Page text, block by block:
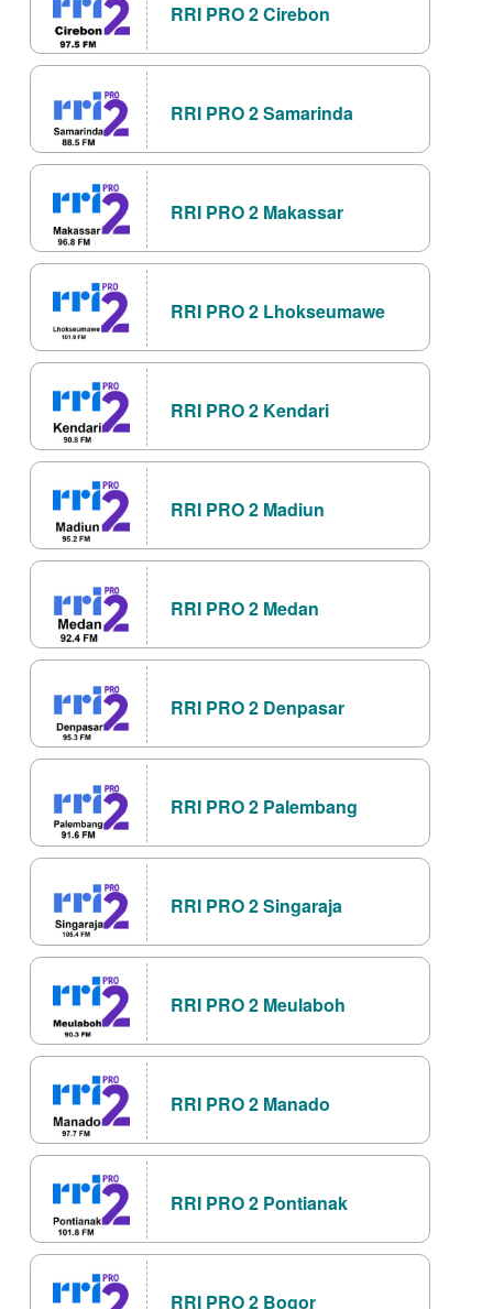
RRI PRO 2 Cirebon
RRI PRO 2 Samarinda
RRI PRO 2 Makassar
RRI PRO 2 Lhokseumawe
RRI PRO 2 Kendari
RRI PRO 2 Madiun
RRI PRO 2 Medan
RRI PRO 2 Denpasar
RRI PRO 2 Palembang
RRI PRO 2 Singaraja
RRI PRO 2 Meulaboh
RRI PRO 2 Manado
RRI PRO 2 Pontianak
RRI PRO 2 Bogor